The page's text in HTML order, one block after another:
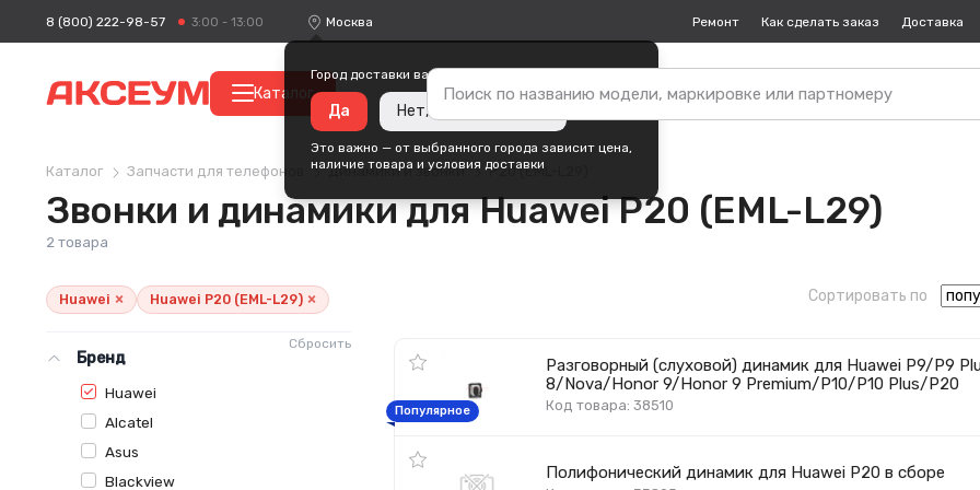
8 (800) 222-98-57 3:00 - 13:00 Москва
Город доставки ваших покупок —
Да Нет, изменить город
Это важно — от выбранного города зависит цена,
наличие товара и условия доставки
Ремонт Как сделать заказ Доставка
Каталог
Каталог Запчасти для телефонов Динамики и звонки P20 (EML-L29)
Звонки и динамики для Huawei P20 (EML-L29)
2 товара
Huawei × Huawei P20 (EML-L29) ×
Сбросить
Бренд
Huawei
Alcatel
Asus
Blackview
Сортировать по
Разговорный (слуховой) динамик для Huawei P9/P9
8/Nova/Honor 9/Honor 9 Premium/P10/P10 Plus/P20
Код товара: 38510
Популярное
Полифонический динамик для Huawei P20 в сборе